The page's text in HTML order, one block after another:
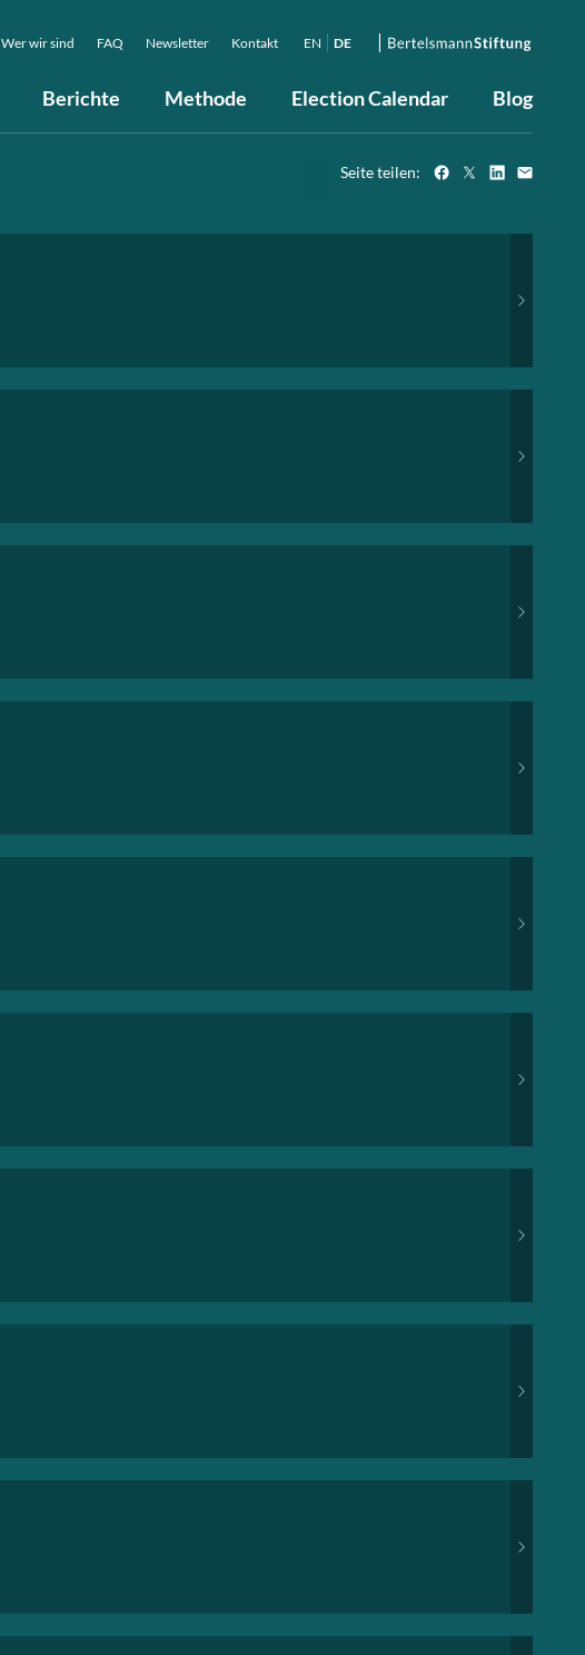
Berichte Methode Election Calendar Blog
Wer wir sind FAQ Newsletter Kontakt EN DE
Seite teilen: